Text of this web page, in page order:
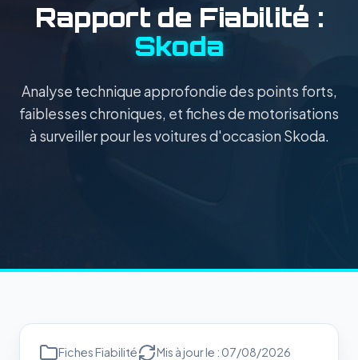
Rapport de Fiabilité :
Skoda
Analyse technique approfondie des points forts,
faiblesses chroniques, et fiches de motorisations
à surveiller pour les voitures d'occasion Skoda.
Fiches Fiabilité Mis à jour le : 07/08/2026